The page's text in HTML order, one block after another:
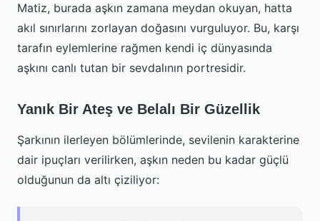
Matiz, burada aşkın zamana meydan okuyan, hatta
akıl sınırlarını zorlayan doğasını vurguluyor. Bu, karşı
tarafın eylemlerine rağmen kendi iç dünyasında
aşkını canlı tutan bir sevdalının portresidir.
Yanık Bir Ateş ve Belalı Bir Güzellik
Şarkının ilerleyen bölümlerinde, sevilenin karakterine
dair ipuçları verilirken, aşkın neden bu kadar güçlü
olduğunun da altı çiziliyor: